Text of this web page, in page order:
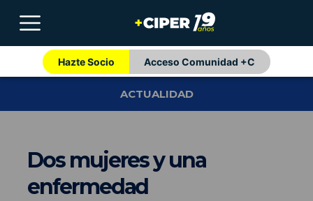
Hazte Socio Acceso Comunidad +C
ACTUALIDAD
Dos mujeres y una
enfermedad